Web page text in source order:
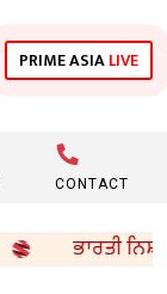
PRIME ASIALIVE
CONTACT
ਭਾਰਤੀ